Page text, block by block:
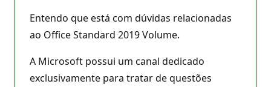
Entendo que está com dúvidas relacionadas
ao Office Standard 2019 Volume.
A Microsoft possui um canal dedicado
exclusivamente para tratar de questões